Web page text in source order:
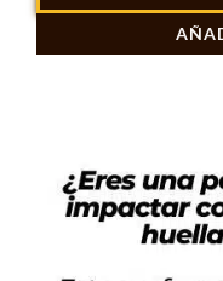
Mayar
100ml